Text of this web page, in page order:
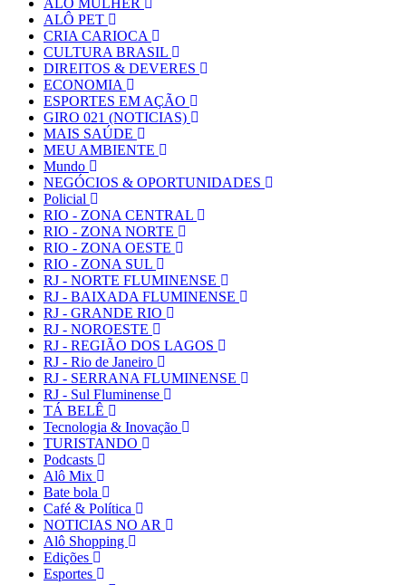
ALÔ MULHER
ALÔ PET
CRIA CARIOCA
CULTURA BRASIL
DIREITOS & DEVERES
ECONOMIA
ESPORTES EM AÇÃO
GIRO 021 (NOTICIAS)
MAIS SAÚDE
MEU AMBIENTE
Mundo
NEGÓCIOS & OPORTUNIDADES
Policial
RIO - ZONA CENTRAL
RIO - ZONA NORTE
RIO - ZONA OESTE
RIO - ZONA SUL
RJ - NORTE FLUMINENSE
RJ - BAIXADA FLUMINENSE
RJ - GRANDE RIO
RJ - NOROESTE
RJ - REGIÃO DOS LAGOS
RJ - Rio de Janeiro
RJ - SERRANA FLUMINENSE
RJ - Sul Fluminense
TÁ BELÊ
Tecnologia & Inovação
TURISTANDO
Podcasts
Alô Mix
Bate bola
Café & Política
NOTICIAS NO AR
Alô Shopping
Edições
Esportes